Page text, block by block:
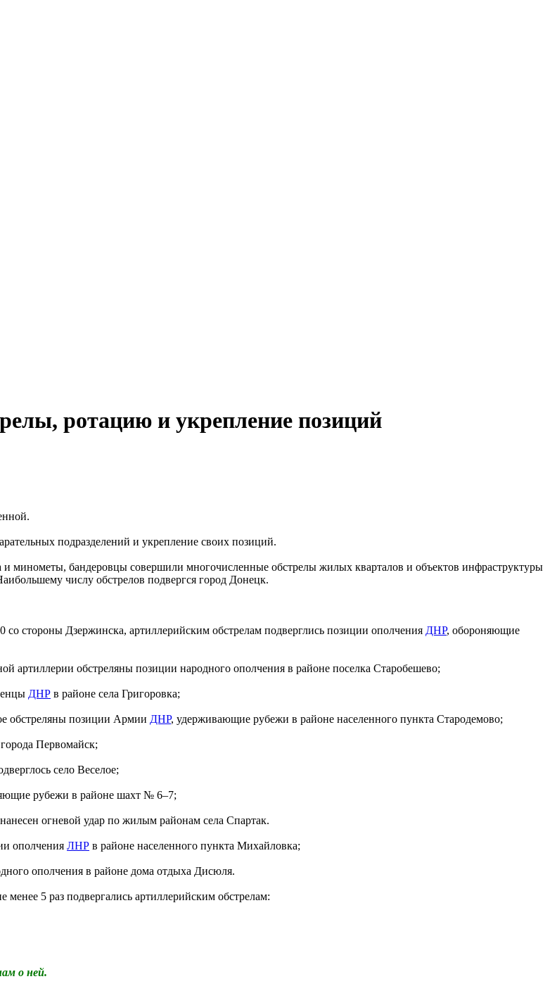
ротацию и укрепление позиций
подразделений и укрепление своих позиций.
минометы, бандеровцы совершили многочисленные обстрелы жилых кварталов и объектов инфраструктуры
числу обстрелов подвергся город Донецк.
стороны Дзержинска, артиллерийским обстрелам подверглись позиции ополчения ДНР, обороняющие
артиллерии обстреляны позиции народного ополчения в районе поселка Старобешево;
ДНР в районе села Григоровка;
обстреляны позиции Армии ДНР, удерживающие рубежи в районе населенного пункта Стародемово;
Первомайск;
село Веселое;
рубежи в районе шахт № 6–7;
огневой удар по жилым районам села Спартак.
ополчения ЛНР в районе населенного пункта Михайловка;
ополчения в районе дома отдыха Дисюля.
5 раз подвергались артиллерийским обстрелам:
о ней.